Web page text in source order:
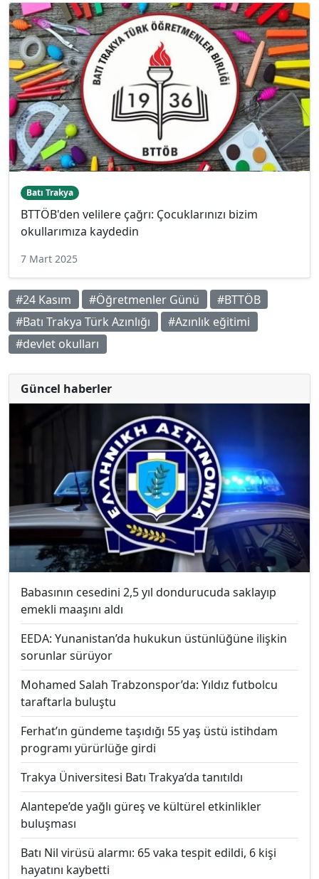
Batı Trakya
BTTÖB'den velilere çağrı: Çocuklarınızı bizim
okullarımıza kaydedin
7 Mart 2025
#24 Kasım #Öğretmenler Günü
#BTTÖB
#Batı Trakya Türk Azınlığı
#Azınlık eğitimi
#devlet okulları
Güncel haberler
Babasının cesedini 2,5 yıl dondurucuda saklayıp
emekli maaşını aldı
EEDA: Yunanistan’da hukukun üstünlüğüne ilişkin
sorunlar sürüyor
Mohamed Salah Trabzonspor’da: Yıldız futbolcu
taraftarla buluştu
Ferhat’ın gündeme taşıdığı 55 yaş üstü istihdam
programı yürürlüğe girdi
Trakya Üniversitesi Batı Trakya’da tanıtıldı
Alantepe’de yağlı güreş ve kültürel etkinlikler
buluşması
Batı Nil virüsü alarmı: 65 vaka tespit edildi, 6 kişi
hayatını kaybetti